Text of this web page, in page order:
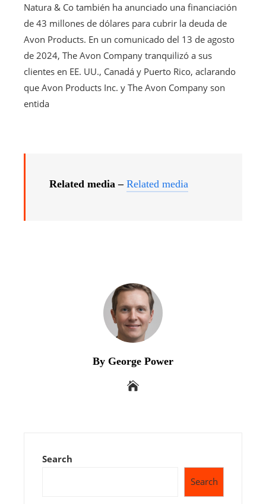
Natura & Co también ha anunciado una financiación
de 43 millones de dólares para cubrir la deuda de
Avon Products. En un comunicado del 13 de agosto
de 2024, The Avon Company tranquilizó a sus
clientes en EE. UU., Canadá y Puerto Rico, aclarando
que Avon Products Inc. y The Avon Company son
entida
Related media – Related media
By George Power
Search
Search